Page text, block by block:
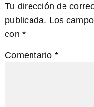
Tu dirección de
publicada. Los
con *
Comentario *